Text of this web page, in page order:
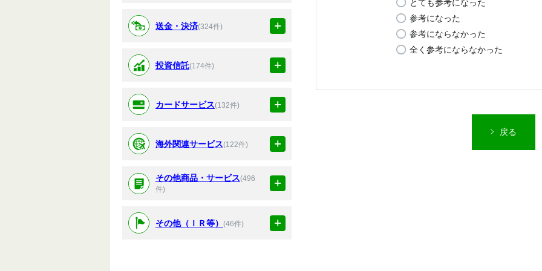
送金・決済(324件)
投資信託(174件)
カードサービス(132件)
海外関連サービス(122件)
その他商品・サービス(496
件)
その他（ＩＲ等） (46件)
とても参考になった
参考になった
参考にならなかった
全く参考にならなかった
戻る